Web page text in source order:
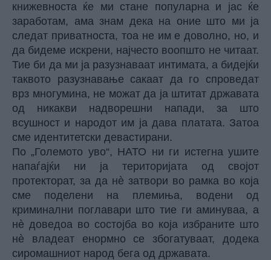
книжевноста ќе ми стане популарна и јас ќе
заработам, ама знам дека на оние што ми ја
следат приватноста, тоа не им е доволно, но, и
да бидеме искрени, најчесто воопшто не читаат.
Тие би да ми ја разузнаваат интимата, а бидејќи
таквото разузнавање сакаат да го спроведат
врз многумина, не можат да ја штитат државата
од никакви надворешни напади, за што
всушност и народот им ја дава платата. Затоа
сме идентитетски девастирани.
По „Големото уво“, НАТО ни ги истегна ушите
напаѓајќи ни ја територијата од својот
протекторат, за да нè затвори во рамка во која
сме поделени на племиња, водени од
криминални поглавари што тие ги аминуваа, а
нè доведоа во состојба во која избраните што
нè владеат енормно се збогатуваат, додека
сиромашниот народ бега од државата.